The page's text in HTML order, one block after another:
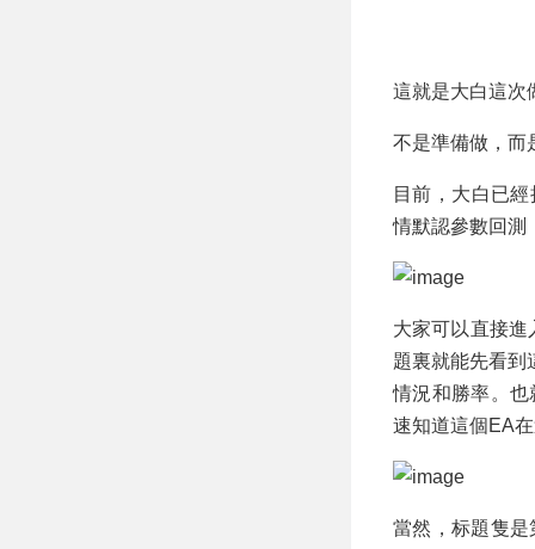
這就是大白這次
不是準備做，而
目前，大白已
情默認參數回測
大家可以直接
題裏就能先看到
情況和勝率。
速知道這個EA
當然，标題隻